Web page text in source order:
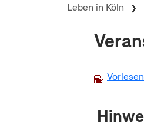
Leben in Köln